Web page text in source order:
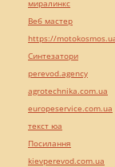
миралинкс
Веб мастер
https://
Синтезатори
perevod.agency
agrotechnika.com.ua
europeservice.com.ua
текст юа
Посилання
kievperevod.com.ua